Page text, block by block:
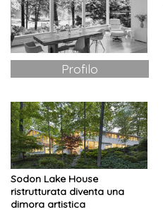
Profilo
Sodon Lake House
ristrutturata diventa una
dimora artistica